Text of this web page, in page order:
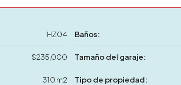
HZ04
$235,000
310 m2
Baños:
Tamaño del garaje:
Tipo de propiedad: